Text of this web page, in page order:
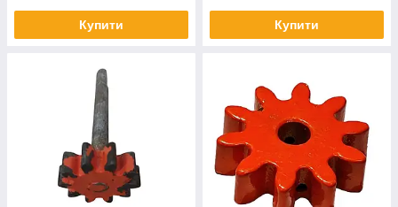
Купити Купити